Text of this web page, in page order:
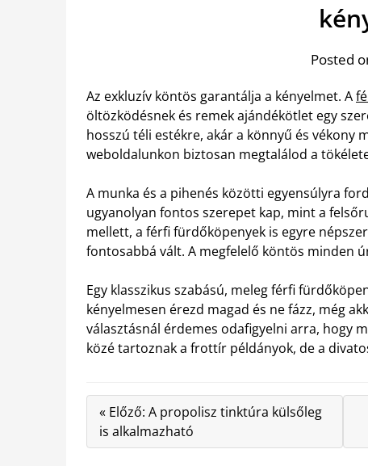
Posted
Az exkluzív köntös garantálja a kényelmet. A
öltözködésnek és remek ajándékötlet egy
hosszú téli estékre, akár a könnyű és vékony
weboldalunkon biztosan megtalálod a
A munka és a pihenés közötti egyensúlyra
ugyanolyan fontos szerepet kap, mint a
mellett, a férfi fürdőköpenyek is egyre
fontosabbá vált. A megfelelő köntös minden
Egy klasszikus szabású, meleg férfi
kényelmesen érezd magad és ne fázz, még
választásnál érdemes odafigyelni arra, hogy
közé tartoznak a frottír példányok, de a
« Előző: A propolisz tinktúra külsőleg
is alkalmazható